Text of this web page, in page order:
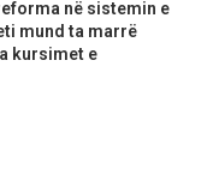
në sistemin e
mund ta marrë
kursimet e